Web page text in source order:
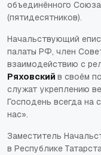
объединённого Союза
(пятидесятников).
Начальствующий
палаты РФ, член
взаимодействию с
Ряховский в своём
служат укреплению
Господень всегда на
нас».
Заместитель
в Республике